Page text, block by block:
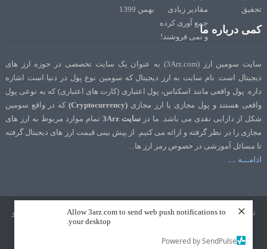
Allow 3arz.com to send web push notifications to
your desktop.
Powered by SendPulse
×
کمی درباره ما
سایت سومین ارز (3Arz.com) به عنوان یک سایت تخصصی در حوزه ارز های
دیجیتال است. نام سایت به ارز دیجیتال که سومین نوع پول در دنیا است اشاره
داره. پول واقعی مانند اسکناس، پول اعتباری (کارت های اعتباری) که به نوعی پول
واقعی هستند و پول مجازی یا ارز مجازی (Cryptocurrency)
که در واقع سومین
شکل از دارایی نقدی می باشد. ما در سایت 3Arz
تمام موارد مربوط به ارز های
مجازی را در نظر گرفته و ارائه می کنیم. از پیش بینی قیمت ارز های دیجیتال گرفته
تا مسائل آموزشی در خصوص رمز ارز ها…
ادامـــه …
تمامی حقوق نشر و تالیف برای سایت 3Arz.com محفوظ است. طراحی و سئو